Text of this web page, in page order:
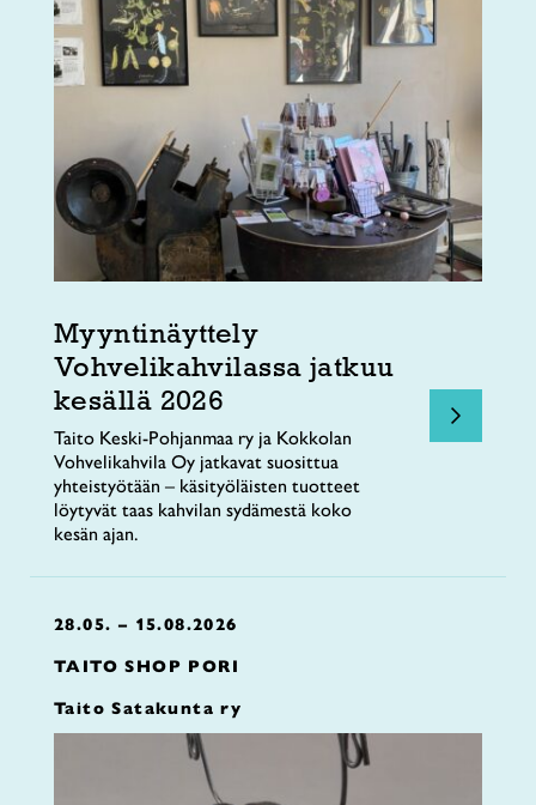
Myyntinäyttely
Vohvelikahvilassa jatkuu
kesällä 2026
Taito Keski-Pohjanmaa ry ja Kokkolan
Vohvelikahvila Oy jatkavat suosittua
yhteistyötään – käsityöläisten tuotteet
löytyvät taas kahvilan sydämestä koko
kesän ajan.
28.05. – 15.08.2026
TAITO SHOP PORI
Taito Satakunta ry